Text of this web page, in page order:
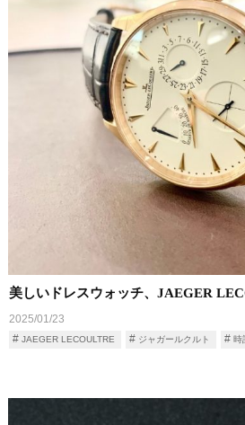
美しいドレスウォッチ、JAEGER
2025/01/23
JAEGER LECOULTRE ジャガールクルト 時